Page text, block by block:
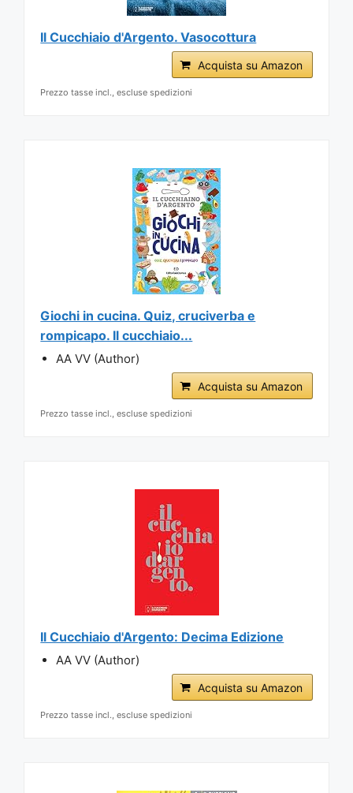
Il Cucchiaio d'Argento. Vasocottura
Acquista su Amazon
Prezzo tasse incl., escluse spedizioni
Giochi in cucina. Quiz, cruciverba e
rompicapo. Il cucchiaio...
AA VV (Author)
Acquista su Amazon
Prezzo tasse incl., escluse spedizioni
Il Cucchiaio d'Argento: Decima Edizione
AA VV (Author)
Acquista su Amazon
Prezzo tasse incl., escluse spedizioni